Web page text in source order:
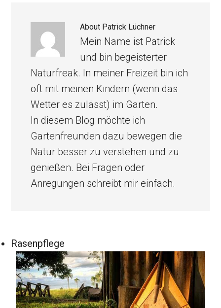
About Patrick Lüchner
Mein Name ist Patrick
und bin begeisterter
Naturfreak. In meiner Freizeit bin ich
oft mit meinen Kindern (wenn das
Wetter es zulässt) im Garten.
In diesem Blog möchte ich
Gartenfreunden dazu bewegen die
Natur besser zu verstehen und zu
genießen. Bei Fragen oder
Anregungen schreibt mir einfach.
Rasenpflege